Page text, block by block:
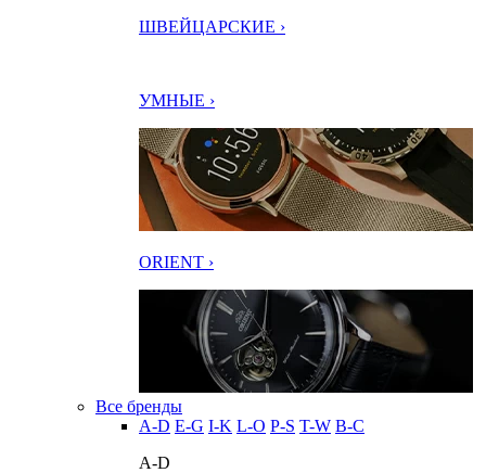
ШВЕЙЦАРСКИЕ ›
УМНЫЕ ›
ORIENT ›
Все бренды
A-D E-G I-K L-O P-S T-W В-С
A-D